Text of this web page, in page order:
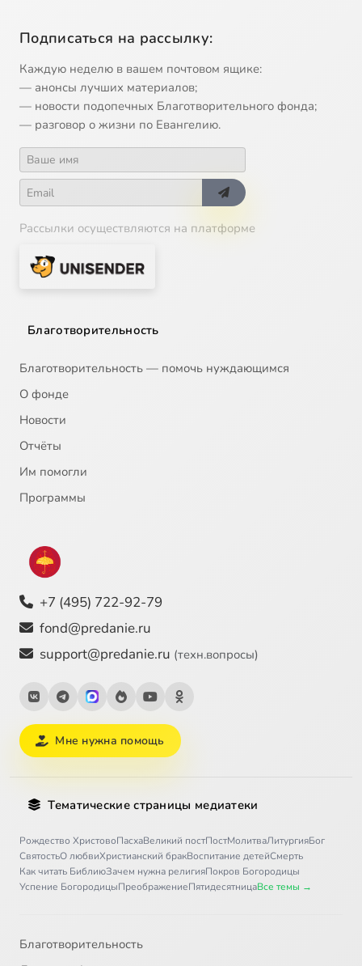
Подписаться на рассылку:
Каждую неделю в вашем почтовом ящике:
— анонсы лучших материалов;
— новости подопечных Благотворительного фонда;
— разговор о жизни по Евангелию.
Рассылки осуществляются на платформе
Благотворительность
Благотворительность — помочь нуждающимся
О фонде
Новости
Отчёты
Им помогли
Программы
+7 (495) 722-92-79
fond@predanie.ru
support@predanie.ru (техн.вопросы)
Мне нужна помощь
Тематические страницы медиатеки
Рождество ХристовоПасхаВеликий постПостМолитваЛитургияБог
СвятостьО любвиХристианский бракВоспитание детейСмерть
Как читать БиблиюЗачем нужна религияПокров Богородицы
Успение БогородицыПреображениеПятидесятницаВсе темы →
Благотворительность